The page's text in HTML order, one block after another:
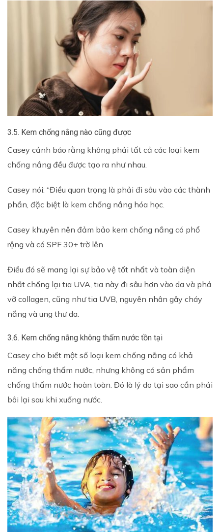
3.5. Kem chống nắng nào cũng được
Casey cảnh báo rằng không phải tất cả các loại kem
chống nắng đều được tạo ra như nhau.
Casey nói: “Điều quan trọng là phải đi sâu vào các thành
phần, đặc biệt là kem chống nắng hóa học.
Casey khuyên nên đảm bảo kem chống nắng có phổ
rộng và có SPF 30+ trờ lên
Điều đó sẽ mang lại sự bảo vệ tốt nhất và toàn diện
nhất chống lại tia UVA, tia này đi sâu hơn vào da và phá
vỡ collagen, cũng như tia UVB, nguyên nhân gây cháy
nắng và ung thư da.
3.6. Kem chống nắng không thấm nước tồn tại
Casey cho biết một số loại kem chống nắng có khả
năng chống thấm nước, nhưng không có sản phẩm
chống thấm nước hoàn toàn. Đó là lý do tại sao cần phải
bôi lại sau khi xuống nước.